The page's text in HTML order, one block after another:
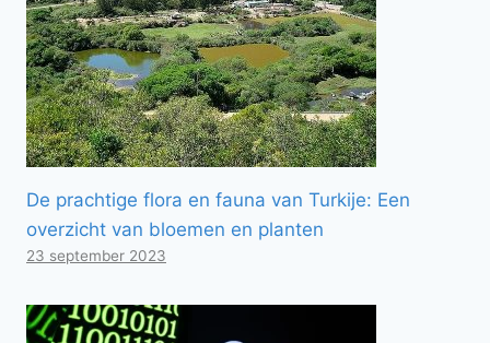
De prachtige flora en fauna van Turkije: Een
overzicht van bloemen en planten
23 september 2023